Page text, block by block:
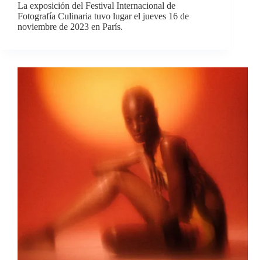
La exposición del Festival Internacional de
Fotografía Culinaria tuvo lugar el jueves 16 de
noviembre de 2023 en París.